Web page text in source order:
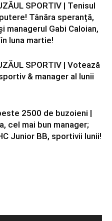
SPORTIV | Tenisul
Tânăra speranță,
managerul Gabi Caloian,
luna martie!
SPORTIV | Votează
& manager al lunii
2500 de buzoieni |
cel mai bun manager;
Junior BB, sportivii lunii!